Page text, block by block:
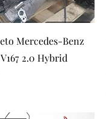
Mercedes-Benz
V167 2.0 Hybrid